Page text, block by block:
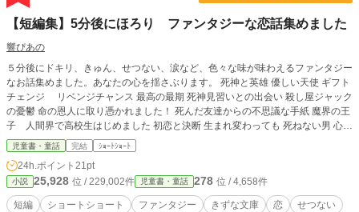
【短編集】5分後にほろり ファンタジーな恋話集めました
響ぴあの
５分後にドキリ、きゅん、せつない、涙など、色々な味が味わえるファンタジー
なお話集めました。あなたの心を揺さぶります。 死神と英雄 優しい天使 ギフト
チェンジ リベンジチャンス 最高の最期 死神見習いとの出会い 殺し屋ジャック
の憂鬱 命の恩人に取り憑かれました！ 死んだ友達からの不思議な手紙 魔界の王
子 人間界で高校生はじめました 初恋と決断 生まれ変わっても 死ねない男 心の
音 勇者が現実世界の高校生になったら 謎の女神
児童書・童話 完結 ｼｮｰﾄｼｮｰﾄ
24h.ポイント 21pt
小説 25,928 位 / 229,002件 児童書・童話 278 位 / 4,658件
短編 ショートショート ファンタジー きずな文庫 恋
せつない